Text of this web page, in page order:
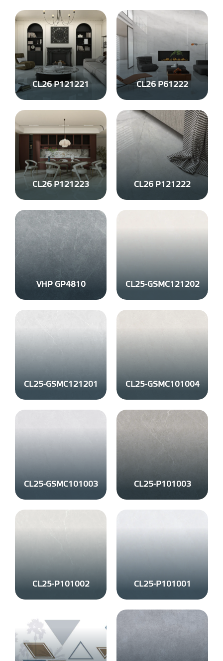
CL26 P121221 CL26 P61222
CL26 P121223 CL26 P121222
VHP GP4810 CL25-GSMC121202
CL25-GSMC121201 CL25-GSMC101004
CL25-GSMC101003 CL25-P101003
CL25-P101002 CL25-P101001